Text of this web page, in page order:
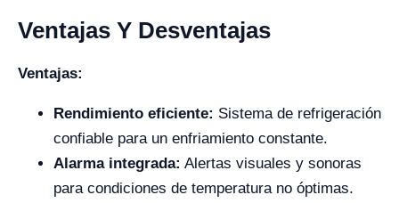
Ventajas Y Desventajas
Ventajas:
Rendimiento eficiente: Sistema de refrigeración
confiable para un enfriamiento constante.
Alarma integrada: Alertas visuales y sonoras
para condiciones de temperatura no óptimas.